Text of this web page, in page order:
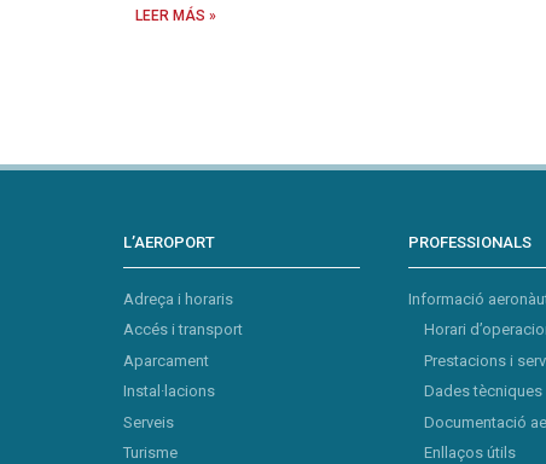
LEER MÁS »
L’AEROPORT
Adreça i horaris
Accés i transport
Aparcament
Instal·lacions
Serveis
Turisme
PROFESSIONALS
Informació
Horari
Prestacions i
Dades tècniques
Documentació
Enllaços útils